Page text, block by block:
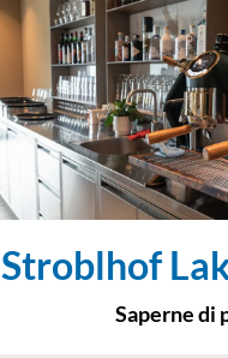
Stroblhof
Saperne di